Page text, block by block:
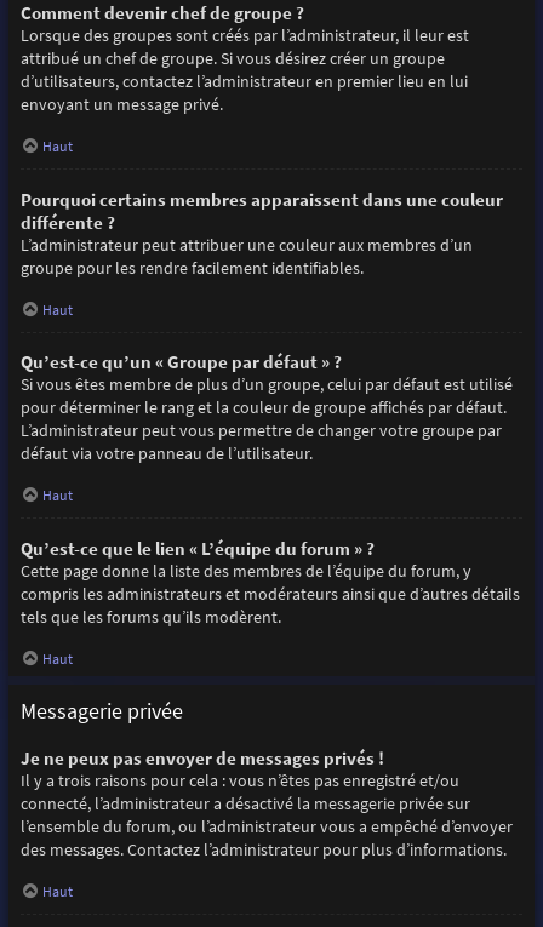
Comment devenir chef de groupe ?
Lorsque des groupes sont créés par l’administrateur, il leur est
attribué un chef de groupe. Si vous désirez créer un groupe
d’utilisateurs, contactez l’administrateur en premier lieu en lui
envoyant un message privé.
Haut
Pourquoi certains membres apparaissent dans une couleur
différente ?
L’administrateur peut attribuer une couleur aux membres d’un
groupe pour les rendre facilement identifiables.
Haut
Qu’est-ce qu’un « Groupe par défaut » ?
Si vous êtes membre de plus d’un groupe, celui par défaut est utilisé
pour déterminer le rang et la couleur de groupe affichés par défaut.
L’administrateur peut vous permettre de changer votre groupe par
défaut via votre panneau de l’utilisateur.
Haut
Qu’est-ce que le lien « L’équipe du forum » ?
Cette page donne la liste des membres de l’équipe du forum, y
compris les administrateurs et modérateurs ainsi que d’autres détails
tels que les forums qu’ils modèrent.
Haut
Messagerie privée
Je ne peux pas envoyer de messages privés !
Il y a trois raisons pour cela : vous n’êtes pas enregistré et/ou
connecté, l’administrateur a désactivé la messagerie privée sur
l’ensemble du forum, ou l’administrateur vous a empêché d’envoyer
des messages. Contactez l’administrateur pour plus d’informations.
Haut